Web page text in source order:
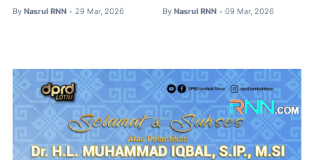
By Nasrul RNN • 29 Mar, 2026 By Nasrul RNN • 09 Mar, 2026